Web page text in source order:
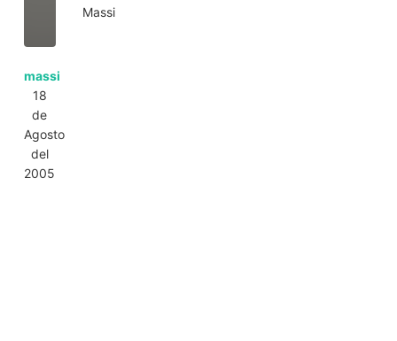
massi
18
de
Agosto
del
2005
Massi